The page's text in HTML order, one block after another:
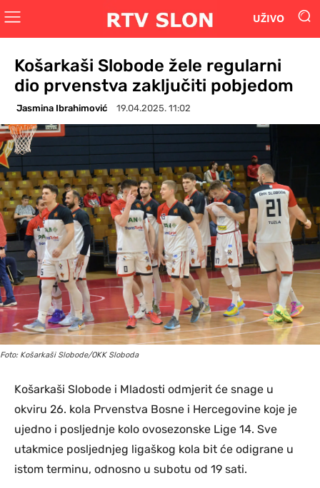
UŽIVO
Košarkaši Slobode žele regularni
dio prvenstva zaključiti pobjedom
Jasmina Ibrahimović 19.04.2025. 11:02
Foto: Košarkaši Slobode/OKK Sloboda
Košarkaši Slobode i Mladosti odmjerit će snage u
okviru 26. kola Prvenstva Bosne i Hercegovine koje je
ujedno i posljednje kolo ovosezonske Lige 14. Sve
utakmice posljednjeg ligaškog kola bit će odigrane u
istom terminu, odnosno u subotu od 19 sati.